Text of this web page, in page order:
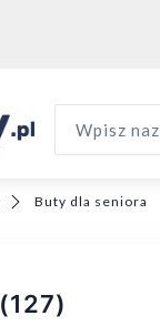
Wpisz
Buty dla seniora
(127)